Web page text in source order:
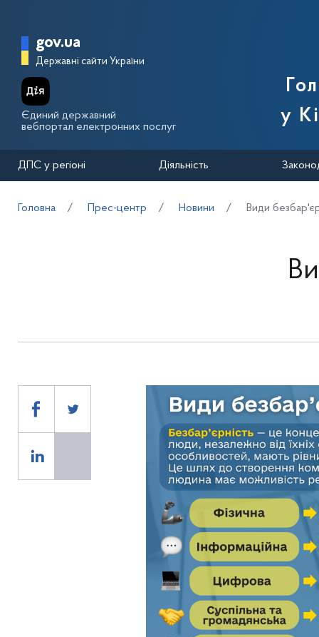
Головна сторінка Державної
gov.ua
Державні сайти України
Єдиний державний
вебпортал електронних послуг
у
ДПС у регіоні Діяльність
Головна Прес-центр Новини Види